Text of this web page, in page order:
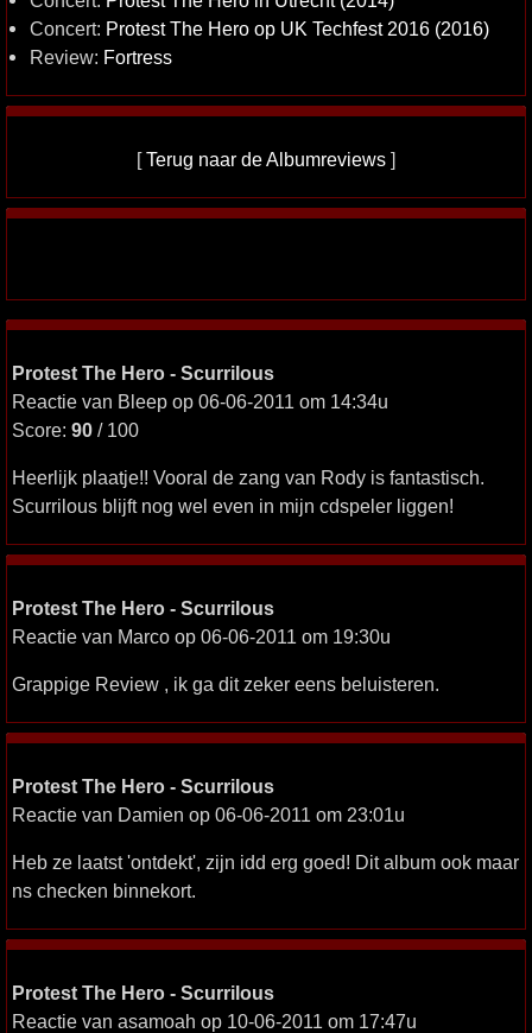
Concert: Protest The Hero op UK Techfest 2016 (2016)
Review: Fortress
[Terug naar de Albumreviews ]
Protest The Hero - Scurrilous
Reactie van Bleep op 06-06-2011 om 14:34u
Score: 90 / 100
Heerlijk plaatje!! Vooral de zang van Rody is fantastisch.
Scurrilous blijft nog wel even in mijn cdspeler liggen!
Protest The Hero - Scurrilous
Reactie van Marco op 06-06-2011 om 19:30u
Grappige Review , ik ga dit zeker eens beluisteren.
Protest The Hero - Scurrilous
Reactie van Damien op 06-06-2011 om 23:01u
Heb ze laatst 'ontdekt', zijn idd erg goed! Dit album ook maar
ns checken binnekort.
Protest The Hero - Scurrilous
Reactie van asamoah op 10-06-2011 om 17:47u